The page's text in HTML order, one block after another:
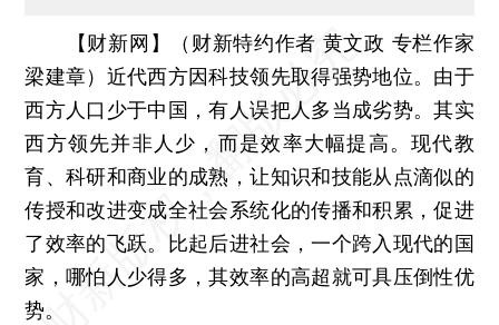
【财新网】（财新特约作者 黄文政 专栏作家
梁建章） 近代西方因科技领先取得强势地位。由于
西方人口少于中国，有人误把人多当成劣势。其实
西方领先并非人少，而是效率大幅提高。现代教
育、科研和商业的成熟，让知识和技能从点滴似的
传授和改进变成全社会系统化的传播和积累，促进
了效率的飞跃。比起后进社会，一个跨入现代的国
家，哪怕人少得多，其效率的高超就可具压倒性优
势。